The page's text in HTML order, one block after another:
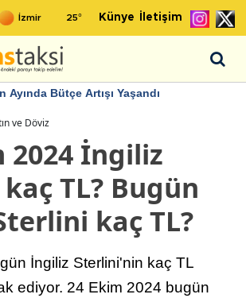
25° Künye İletişim
Ayında Bütçe Artışı Yaşandı
ve Döviz
2024 İngiliz
TL? Bugün
kaç TL?
İngiliz Sterlini'nin kaç TL
ediyor. 24 Ekim 2024 bugün